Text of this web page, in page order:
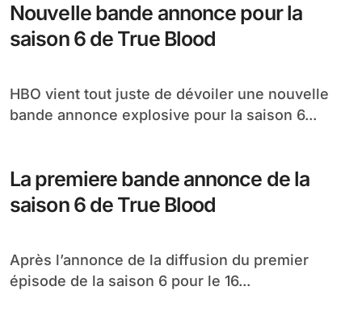
Nouvelle bande annonce pour la
saison 6 de True Blood
HBO vient tout juste de dévoiler une nouvelle
bande annonce explosive pour la saison 6...
La premiere bande annonce de la
saison 6 de True Blood
Après l’annonce de la diffusion du premier
épisode de la saison 6 pour le 16...